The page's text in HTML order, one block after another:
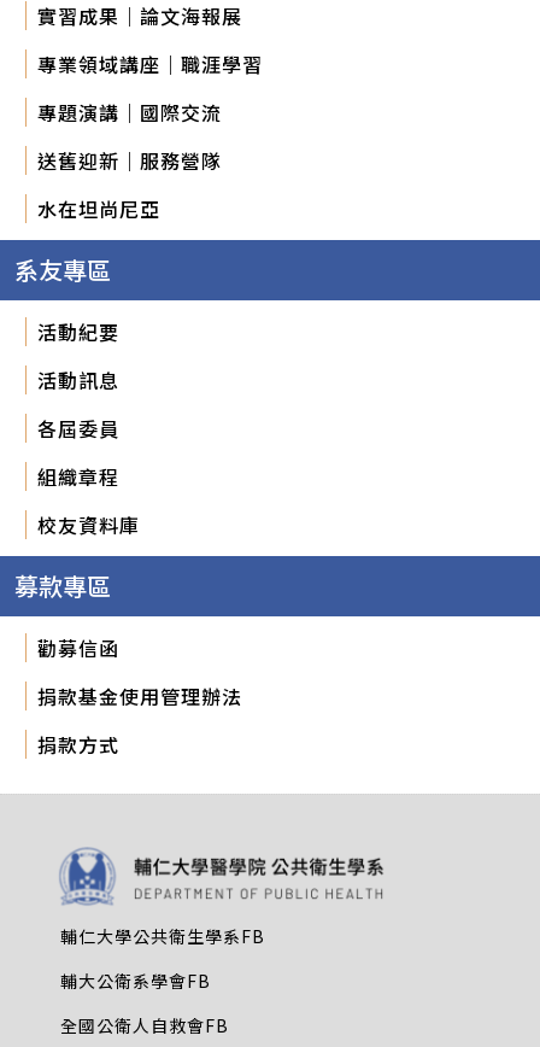
實習成果｜論文海報展
專業領域講座｜職涯學習
專題演講｜國際交流
送舊迎新｜服務營隊
水在坦尚尼亞
系友專區
活動紀要
活動訊息
各屆委員
組織章程
校友資料庫
募款專區
勸募信函
捐款基金使用管理辦法
捐款方式
輔仁大學公共衛生學系FB
輔大公衛系學會FB
全國公衛人自救會FB